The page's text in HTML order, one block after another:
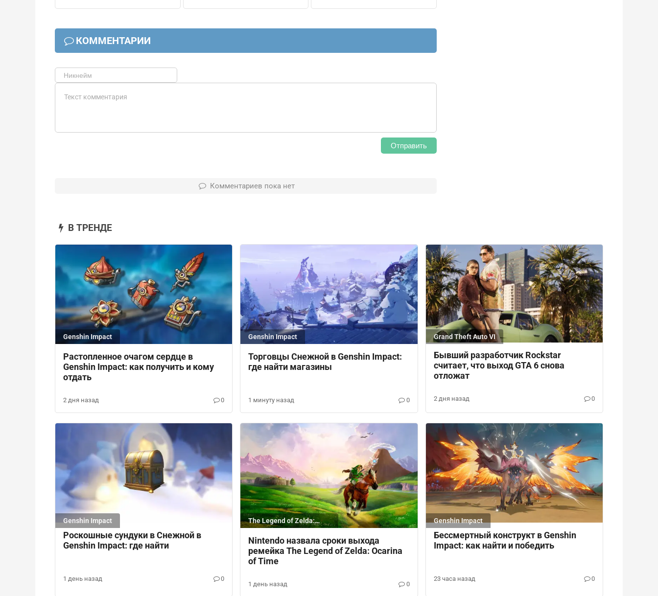
КОММЕНТАРИИ
Отправить
Комментариев пока нет
В ТРЕНДЕ
Genshin Impact
Растопленное очагом сердце в
Genshin Impact: как получить и кому
отдать
2 дня назад 0
Genshin Impact
Торговцы Снежной в Genshin Impact:
где найти магазины
1 минуту назад 0
Grand Theft Auto VI
Бывший разработчик Rockstar
считает, что выход GTA 6 снова
отложат
2 дня назад 0
Genshin Impact
Роскошные сундуки в Снежной в
Genshin Impact: где найти
1 день назад 0
The Legend of Zelda:
Ocarina of Time
Nintendo назвала сроки выхода
ремейка The Legend of Zelda: Ocarina
of Time
1 день назад 0
Genshin Impact
Бессмертный конструкт в Genshin
Impact: как найти и победить
23 часа назад 0